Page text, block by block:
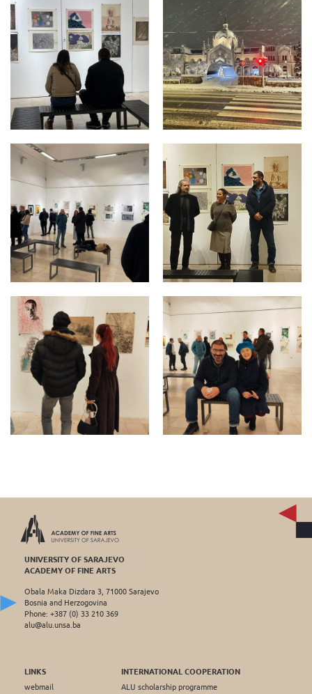
UNIVERSITY OF SARAJEVO
ACADEMY OF FINE ARTS
Obala Maka Dizdara 3, 71000 Sarajevo
Bosnia and Herzogovina
Phone: +387 (0) 33 210 369
alu@alu.unsa.ba
LINKS
webmail
INTERNATIONAL COOPERATION
ALU scholarship programme